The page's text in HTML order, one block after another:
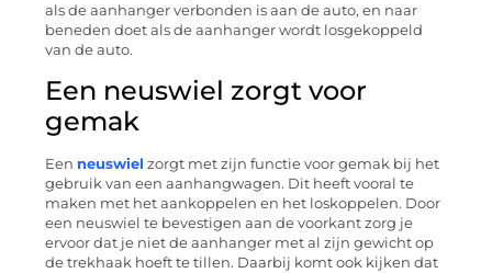
als de aanhanger verbonden is aan de auto, en naar
beneden doet als de aanhanger wordt losgekoppeld
van de auto.
Een neuswiel zorgt voor
gemak
Een neuswiel zorgt met zijn functie voor gemak bij het
gebruik van een aanhangwagen. Dit heeft vooral te
maken met het aankoppelen en het loskoppelen. Door
een neuswiel te bevestigen aan de voorkant zorg je
ervoor dat je niet de aanhanger met al zijn gewicht op
de trekhaak hoeft te tillen. Daarbij komt ook kijken dat